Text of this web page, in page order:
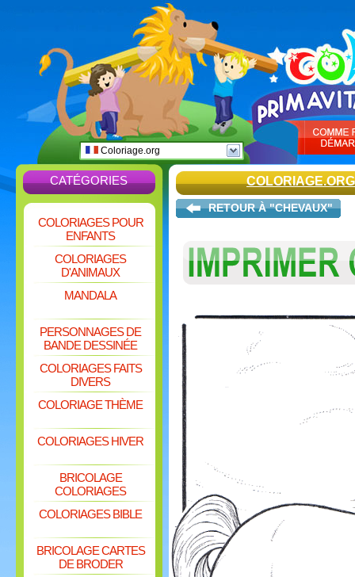
Coloriage.org
CATÉGORIES
COLORIAGES POUR
ENFANTS
COLORIAGES
D'ANIMAUX
MANDALA
PERSONNAGES DE
BANDE DESSINÉE
COLORIAGES FAITS
DIVERS
COLORIAGE THÈME
COLORIAGES HIVER
BRICOLAGE
COLORIAGES
COLORIAGES BIBLE
BRICOLAGE CARTES
DE BRODER
COLORIAGE.ORG
RETOUR À "CHEVAUX"